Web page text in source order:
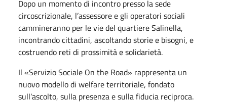
Dopo un momento di incontro presso la sede
circoscrizionale, l’assessore e gli operatori sociali
cammineranno per le vie del quartiere Salinella,
incontrando cittadini, ascoltando storie e bisogni, e
costruendo reti di prossimità e solidarietà.
Il «Servizio Sociale On the Road» rappresenta un
nuovo modello di welfare territoriale, fondato
sull’ascolto, sulla presenza e sulla fiducia reciproca.